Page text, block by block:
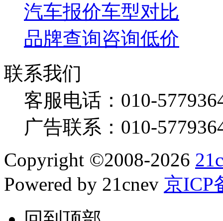
汽车报价车型对比
品牌查询咨询低价
联系我们
客服电话： 010-
广告联系： 010-
Copyright ©2008-2026
Powered by 21cnev 京ICP